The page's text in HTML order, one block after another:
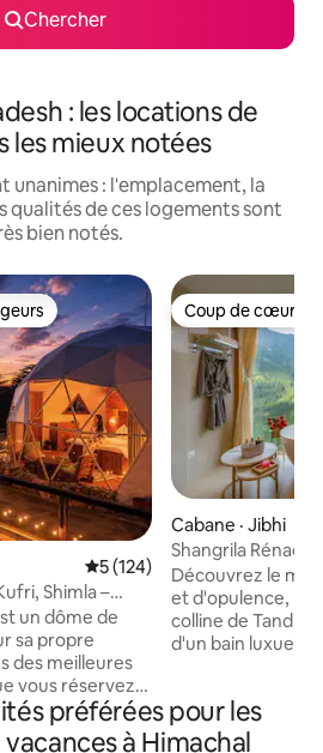
Chercher
: les locations de
les mieux notées
unanimes : l'emplacement, la
de ces logements sont
bien notés.
parmi les plus aimés
Note moyenne de 5 sur 5,
5 (124)
Shimla –
un dôme de
sa propre
des meilleures
vous réservez,
à vous,
et un
Coup de cœur
Coup de cœur
Cabane · Jibhi
Shangrila Rénao -
Découvrez le
et d'opulence,
colline de Tandi
d'un bain luxueux
baignoire. Niché
route et de la
préférées pour les
à Himachal